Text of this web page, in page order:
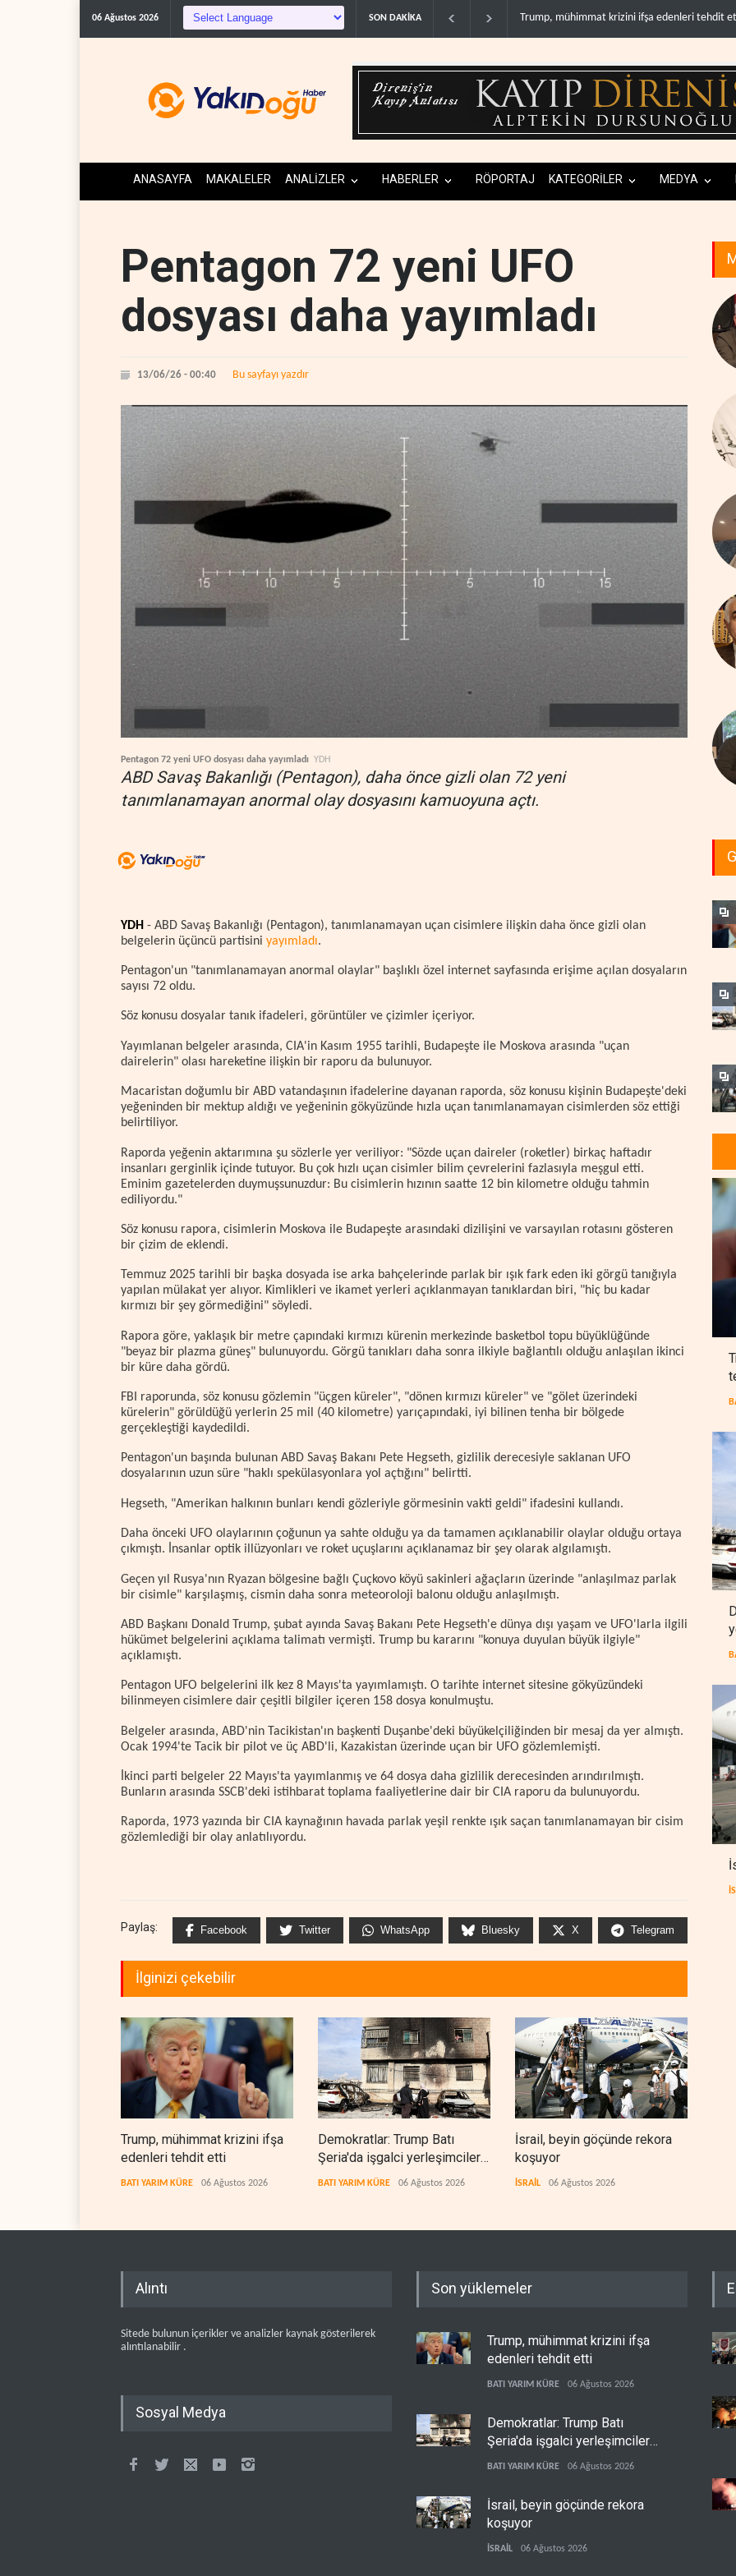
06 Ağustos 2026 SON DAKİKA Demokratlar: Trump Batı Şeria'da işgalci
ANASAYFA MAKALELER ANALİZLER HABERLER RÖPORTAJ KATEGORİLER MEDYA
Pentagon 72 yeni UFO
dosyası daha yayımladı
13/06/26 - 00:40 Bu sayfayı yazdır
Pentagon 72 yeni UFO dosyası daha yayımladı YDH
ABD Savaş Bakanlığı (Pentagon), daha önce gizli olan 72 yeni
tanımlanamayan anormal olay dosyasını kamuoyuna açtı.
YDH - ABD Savaş Bakanlığı (Pentagon), tanımlanamayan uçan cisimlere ilişkin daha önce gizli olan
belgelerin üçüncü partisini yayımladı.
Pentagon'un "tanımlanamayan anormal olaylar" başlıklı özel internet sayfasında erişime açılan dosyaların
sayısı 72 oldu.
Söz konusu dosyalar tanık ifadeleri, görüntüler ve çizimler içeriyor.
Yayımlanan belgeler arasında, CIA'in Kasım 1955 tarihli, Budapeşte ile Moskova arasında "uçan
dairelerin" olası hareketine ilişkin bir raporu da bulunuyor.
Macaristan doğumlu bir ABD vatandaşının ifadelerine dayanan raporda, söz konusu kişinin Budapeşte'deki
yeğeninden bir mektup aldığı ve yeğeninin gökyüzünde hızla uçan tanımlanamayan cisimlerden söz ettiği
belirtiliyor.
Raporda yeğenin aktarımına şu sözlerle yer veriliyor: "Sözde uçan daireler (roketler) birkaç haftadır
insanları gerginlik içinde tutuyor. Bu çok hızlı uçan cisimler bilim çevrelerini fazlasıyla meşgul etti.
Eminim gazetelerden duymuşsunuzdur: Bu cisimlerin hızının saatte 12 bin kilometre olduğu tahmin
ediliyordu."
Söz konusu rapora, cisimlerin Moskova ile Budapeşte arasındaki dizilişini ve varsayılan rotasını gösteren
bir çizim de eklendi.
Temmuz 2025 tarihli bir başka dosyada ise arka bahçelerinde parlak bir ışık fark eden iki görgü tanığıyla
yapılan mülakat yer alıyor. Kimlikleri ve ikamet yerleri açıklanmayan tanıklardan biri, "hiç bu kadar
kırmızı bir şey görmediğini" söyledi.
Rapora göre, yaklaşık bir metre çapındaki kırmızı kürenin merkezinde basketbol topu büyüklüğünde
"beyaz bir plazma güneş" bulunuyordu. Görgü tanıkları daha sonra ilkiyle bağlantılı olduğu anlaşılan ikinci
bir küre daha gördü.
FBI raporunda, söz konusu gözlemin "üçgen küreler", "dönen kırmızı küreler" ve "gölet üzerindeki
kürelerin" görüldüğü yerlerin 25 mil (40 kilometre) yarıçapındaki, iyi bilinen tenha bir bölgede
gerçekleştiği kaydedildi.
Pentagon'un başında bulunan ABD Savaş Bakanı Pete Hegseth, gizlilik derecesiyle saklanan UFO
dosyalarının uzun süre "haklı spekülasyonlara yol açtığını" belirtti.
Hegseth, "Amerikan halkının bunları kendi gözleriyle görmesinin vakti geldi" ifadesini kullandı.
Daha önceki UFO olaylarının çoğunun ya sahte olduğu ya da tamamen açıklanabilir olaylar olduğu ortaya
çıkmıştı. İnsanlar optik illüzyonları ve roket uçuşlarını açıklanamaz bir şey olarak algılamıştı.
Geçen yıl Rusya'nın Ryazan bölgesine bağlı Çuçkovo köyü sakinleri ağaçların üzerinde "anlaşılmaz parlak
bir cisimle" karşılaşmış, cismin daha sonra meteoroloji balonu olduğu anlaşılmıştı.
ABD Başkanı Donald Trump, şubat ayında Savaş Bakanı Pete Hegseth'e dünya dışı yaşam ve UFO'larla ilgili
hükümet belgelerini açıklama talimatı vermişti. Trump bu kararını "konuya duyulan büyük ilgiyle"
açıklamıştı.
Pentagon UFO belgelerini ilk kez 8 Mayıs'ta yayımlamıştı. O tarihte internet sitesine gökyüzündeki
bilinmeyen cisimlere dair çeşitli bilgiler içeren 158 dosya konulmuştu.
Belgeler arasında, ABD'nin Tacikistan'ın başkenti Duşanbe'deki büyükelçiliğinden bir mesaj da yer almıştı.
Ocak 1994'te Tacik bir pilot ve üç ABD'li, Kazakistan üzerinde uçan bir UFO gözlemlemişti.
İkinci parti belgeler 22 Mayıs'ta yayımlanmış ve 64 dosya daha gizlilik derecesinden arındırılmıştı.
Bunların arasında SSCB'deki istihbarat toplama faaliyetlerine dair bir CIA raporu da bulunuyordu.
Raporda, 1973 yazında bir CIA kaynağının havada parlak yeşil renkte ışık saçan tanımlanamayan bir cisim
gözlemlediği bir olay anlatılıyordu.
Paylaş: Facebook Twitter WhatsApp Bluesky X Telegram
İlginizi çekebilir
Trump, mühimmat krizini ifşa
edenleri tehdit etti
BATI YARIM KÜRE 06 Ağustos 2026
Demokratlar: Trump Batı
Şeria'da işgalci yerleşimcilere
cezasızlık sağladı
BATI YARIM KÜRE 06 Ağustos 2026
İsrail, beyin göçünde rekora
koşuyor
İSRAİL 06 Ağustos 2026
Alıntı
Sitede bulunun içerikler ve analizler kaynak gösterilerek
alıntılanabilir .
Sosyal Medya
Son yüklemeler
Trump, mühimmat krizini ifşa
edenleri tehdit etti
BATI YARIM KÜRE 06 Ağustos 2026
Demokratlar: Trump Batı
Şeria'da işgalci yerleşimcilere
cezasızlık sağladı
BATI YARIM KÜRE 06 Ağustos 2026
İsrail, beyin göçünde rekora
koşuyor
İSRAİL 06 Ağustos 2026